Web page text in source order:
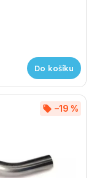
Do košíku
–19 %